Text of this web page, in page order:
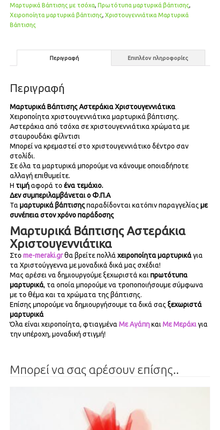
Μαρτυρικά Βάπτισης με τσόχα, Πρωτότυπα μαρτυρικά βάπτισης,
Χειροποίητα μαρτυρικά βάπτισης, Χριστουγεννιάτικα Μαρτυρικά
Βάπτισης
Περιγραφή Επιπλέον πληροφορίες
Περιγραφή
Μαρτυρικά Βάπτισης Αστεράκια Χριστουγεννιάτικα
Χειροποίητα χριστουγεννιάτικα μαρτυρικά βάπτισης.
Αστεράκια από τσόχα σε χριστουγεννιάτικα χρώματα με
σταυρουδάκι φίλντισι
Μπορεί να κρεμαστεί στο χριστουγεννιάτικο δέντρο σαν
στολίδι.
Σε όλα τα μαρτυρικά μπορούμε να κάνουμε οποιαδήποτε
αλλαγή επιθυμείτε.
Η τιμήαφορά το ένα τεμάχιο.
Δεν συμπεριλαμβάνεται ο Φ.Π.Α
Τα μαρτυρικά βάπτισηςπαραδίδονται κατόπιν παραγγελίας με
συνέπεια στον χρόνο παράδοσης
Μαρτυρικά Βάπτισης Αστεράκια
Χριστουγεννιάτικα
Στο me-meraki.grθα βρείτε πολλά χειροποίητα μαρτυρικάγια
τα Χριστούγγεννα με μοναδικά δικά μας σχέδια!
Μας αρέσει να δημιουργούμε ξεχωριστά και πρωτότυπα
μαρτυρικά, τα οποία μπορούμε να τροποποιήσουμε σύμφωνα
με το θέμα και τα χρώματα της βάπτισης.
Επίσης μπορούμε να δημιουργήσουμε τα δικά σας ξεχωριστά
μαρτυρικά
Όλα είναι χειροποίητα, φτιαγμένα Με Αγάπηκαι Με Μεράκιγια
την υπέροχη, μοναδική στιγμή!
Μπορεί να σας αρέσουν επίσης..